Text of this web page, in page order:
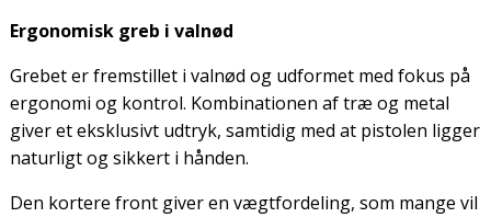
Ergonomisk greb i valnød
Grebet er fremstillet i valnød og udformet med fokus på
ergonomi og kontrol. Kombinationen af træ og metal
giver et eksklusivt udtryk, samtidig med at pistolen ligger
naturligt og sikkert i hånden.
Den kortere front giver en vægtfordeling, som mange vil